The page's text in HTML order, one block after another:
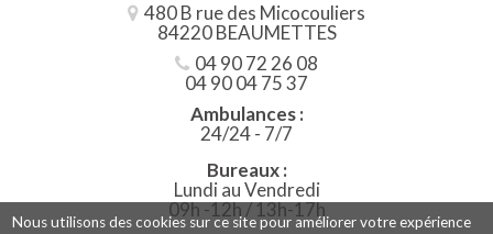
480 B rue des Micocouliers
84220 BEAUMETTES
04 90 72 26 08
04 90 04 75 37
Ambulances :
24/24 - 7/7
Bureaux :
Lundi au Vendredi
09h -12h / 13h-17h
Nous utilisons des cookies sur ce site pour améliorer votre expérience